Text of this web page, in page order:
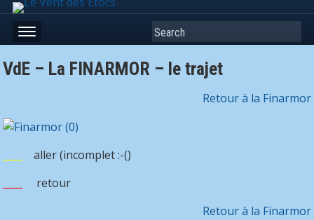
Search
VdE – La FINARMOR – le trajet
Retour à la Finarmor
aller (incomplet :-()
retour
Retour à la Finarmor